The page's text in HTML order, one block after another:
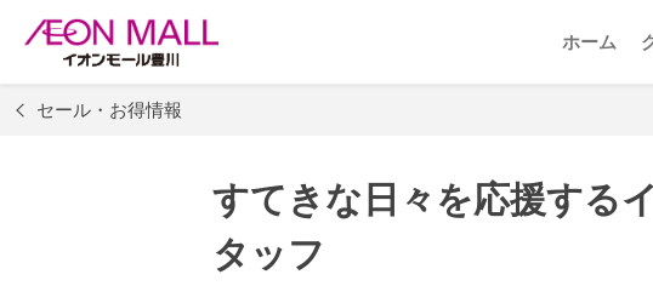
ホーム
セール・お得情報
すてきな日々を応援する
タッフ